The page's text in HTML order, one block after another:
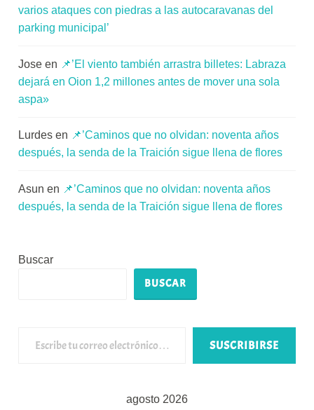
varios ataques con piedras a las autocaravanas del
parking municipal’
Jose en 📌’El viento también arrastra billetes: Labraza
dejará en Oion 1,2 millones antes de mover una sola
aspa»
Lurdes en 📌’Caminos que no olvidan: noventa años
después, la senda de la Traición sigue llena de flores
Asun en 📌’Caminos que no olvidan: noventa años
después, la senda de la Traición sigue llena de flores
Buscar
BUSCAR
SUSCRIBIRSE
agosto 2026